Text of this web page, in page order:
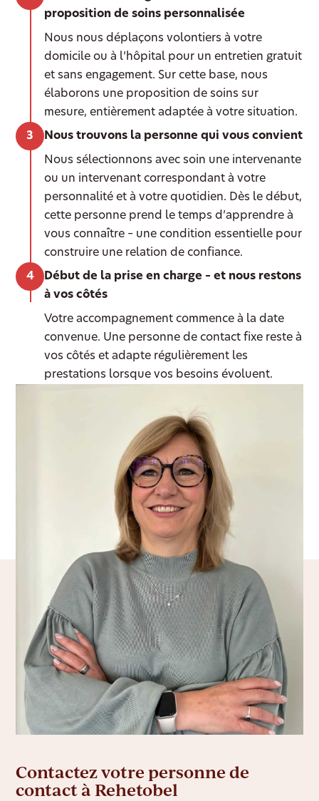
Contactez votre personne de
contact à Rehetobel
proposition de soins personnalisée
Nous nous déplaçons volontiers à votre
domicile ou à l’hôpital pour un entretien gratuit
et sans engagement. Sur cette base, nous
élaborons une proposition de soins sur
mesure, entièrement adaptée à votre situation.
Nous trouvons la personne qui vous convient
Nous sélectionnons avec soin une intervenante
ou un intervenant correspondant à votre
personnalité et à votre quotidien. Dès le début,
cette personne prend le temps d’apprendre à
vous connaître – une condition essentielle pour
construire une relation de confiance.
Début de la prise en charge – et nous restons
à vos côtés
Votre accompagnement commence à la date
convenue. Une personne de contact fixe reste à
vos côtés et adapte régulièrement les
prestations lorsque vos besoins évoluent.